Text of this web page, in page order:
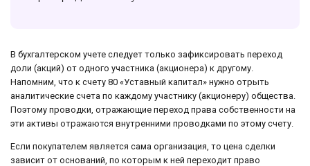
В бухгалтерском учете следует только зафиксировать переход
доли (акций) от одного участника (акционера) к другому.
Напомним, что к счету 80 «Уставный капитал» нужно отрыть
аналитические счета по каждому участнику (акционеру) общества.
Поэтому проводки, отражающие переход права собственности на
эти активы отражаются внутренними проводками по этому счету.
Если покупателем является сама организация, то цена сделки
зависит от оснований, по которым к ней переходит право